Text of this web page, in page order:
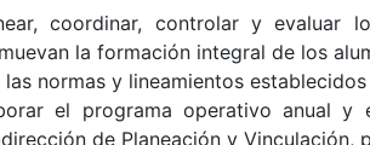
coordinar, controlar y evaluar
la formación integral de los
las normas y lineamientos
el programa operativo anual
de Planeación y Vinculación,